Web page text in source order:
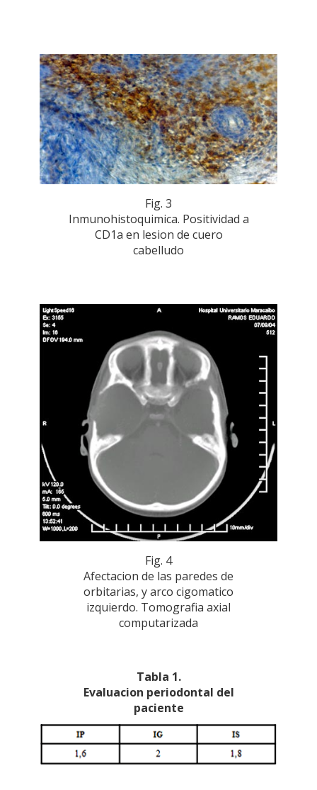
Fig. 3
Inmunohistoquimica. Positividad a
CD1a en lesion de cuero
cabelludo
Fig. 4
Afectacion de las paredes de
orbitarias, y arco cigomatico
izquierdo. Tomografia axial
computarizada
Tabla 1.
Evaluacion periodontal del
paciente